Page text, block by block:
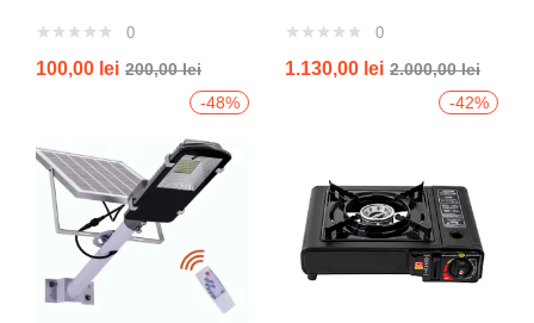
0
100,00 lei 200,00lei
0
1.130,00 lei 2.000,00lei
-48%
-42%